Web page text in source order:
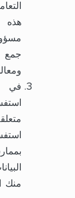
جمع
في
منك